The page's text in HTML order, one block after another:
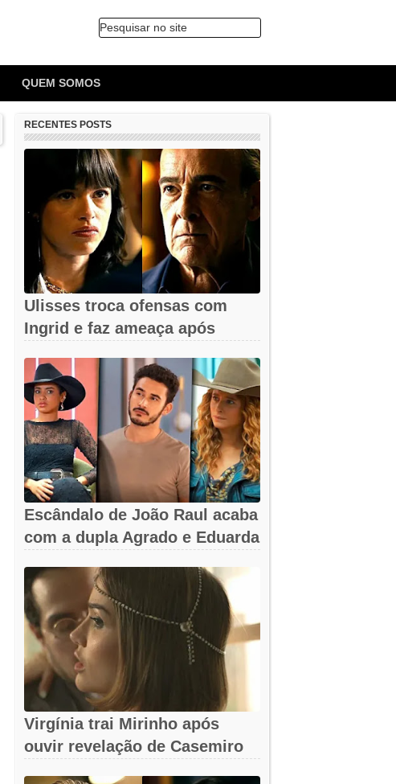
Pesquisar no site
QUEM SOMOS
RECENTES POSTS
Ulisses troca ofensas com
Ingrid e faz ameaça após
Escândalo de João Raul acaba
com a dupla Agrado e Eduarda
Virgínia trai Mirinho após
ouvir revelação de Casemiro